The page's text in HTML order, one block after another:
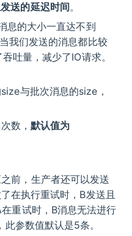
送的延迟时间。
息的大小一直达不到
我们发送的消息都比较
吐量，减少了IO请求。
与批次消息的size，
数， 默认值为
前，生产者还可以发送
在执行重试时，B发送且
重试时，B消息无法进行
参数值默认是5条。